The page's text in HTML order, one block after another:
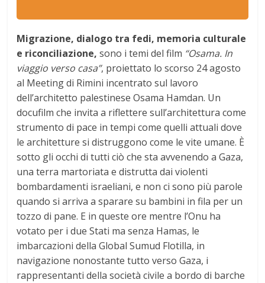
Migrazione, dialogo tra fedi, memoria culturale
e riconciliazione, sono i temi del film “Osama. In
viaggio verso casa”, proiettato lo scorso 24 agosto
al Meeting di Rimini incentrato sul lavoro
dell’architetto palestinese Osama Hamdan. Un
docufilm che invita a riflettere sull’architettura come
strumento di pace in tempi come quelli attuali dove
le architetture si distruggono come le vite umane. È
sotto gli occhi di tutti ciò che sta avvenendo a Gaza,
una terra martoriata e distrutta dai violenti
bombardamenti israeliani, e non ci sono più parole
quando si arriva a sparare su bambini in fila per un
tozzo di pane. E in queste ore mentre l’Onu ha
votato per i due Stati ma senza Hamas, le
imbarcazioni della Global Sumud Flotilla, in
navigazione nonostante tutto verso Gaza, i
rappresentanti della società civile a bordo di barche